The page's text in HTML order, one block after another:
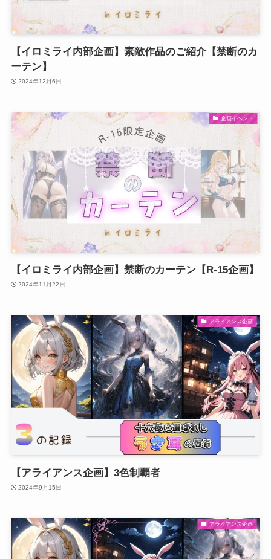
【イロミライ内部企画】素敵作品のご紹介【禁断のカ
ーテン】
2024年12月6日
企画イベント
【イロミライ内部企画】禁断のカーテン【R-15企画】
2024年11月22日
アライアンス企画
【アライアンス企画】3色制覇者
2024年9月15日
アライアンス企画